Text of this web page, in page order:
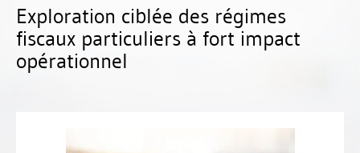
Exploration ciblée des régimes
fiscaux particuliers à fort impact
opérationnel